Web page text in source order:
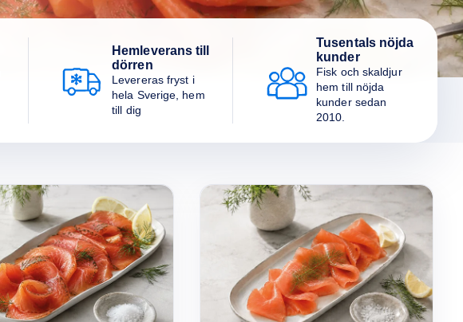
Hemleverans till
dörren
Levereras fryst i
hela Sverige, hem
till dig
Tusentals nöjda
kunder
Fisk och skaldjur
hem till nöjda
kunder sedan
2010.